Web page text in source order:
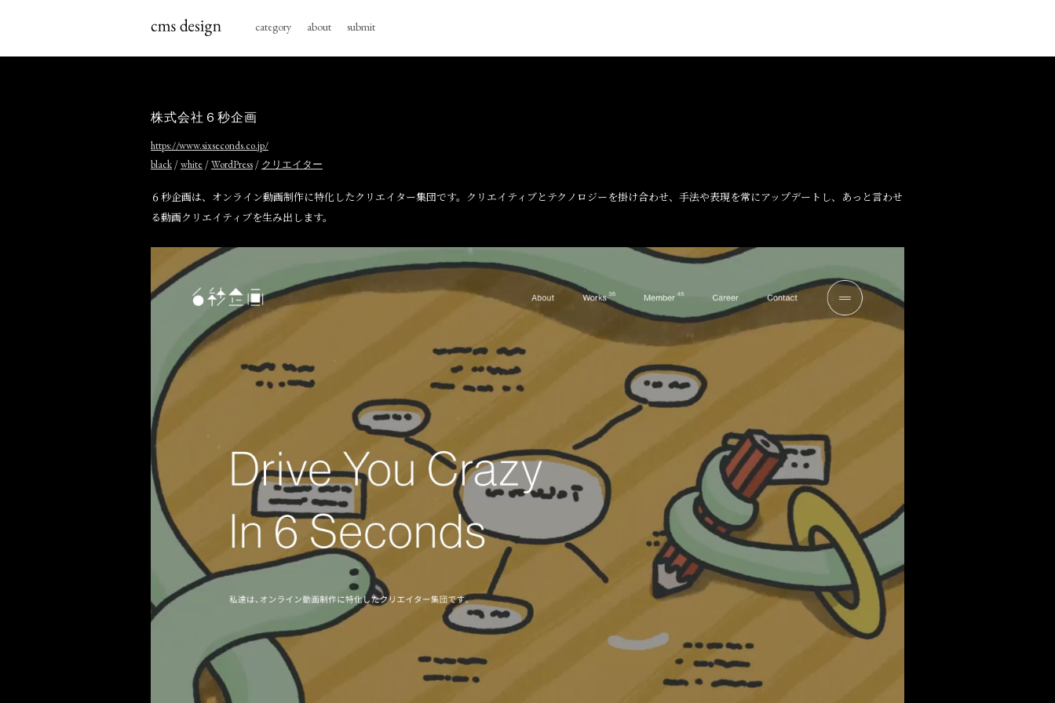
category about submit
株式会社６秒企画
https://www.sixseconds.co.jp/
black /white /WordPress / クリエイター
６秒企画は、オンライン動画制作に特化したクリエイター集団です。クリエイティブとテクノロジーを掛け合わせ、手法や表現を常にアップデートし、あっと言わせ
る動画クリエイティブを生み出します。